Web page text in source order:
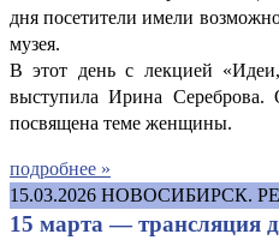
дня посетители имели
музея.
В этот день с лекцией
выступила Ирина Сереброва.
посвящена теме женщины.
подробнее »
15.03.2026 НОВОСИБИРСК.
15 марта — трансляция